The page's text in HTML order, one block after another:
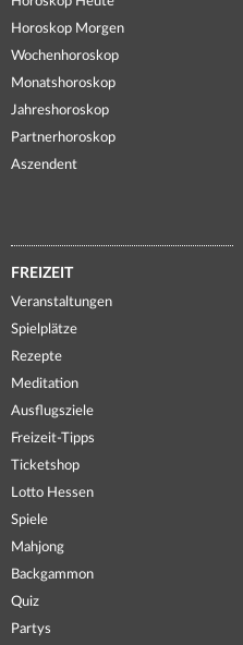
Horoskop Morgen
Wochenhoroskop
Monatshoroskop
Jahreshoroskop
Partnerhoroskop
Aszendent
FREIZEIT
Veranstaltungen
Spielplätze
Rezepte
Meditation
Ausflugsziele
Freizeit-Tipps
Ticketshop
Lotto Hessen
Spiele
Mahjong
Backgammon
Quiz
Partys